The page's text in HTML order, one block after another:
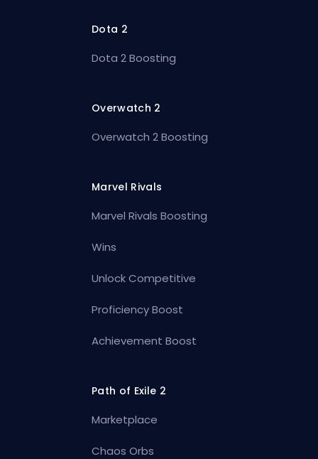
Dota 2
Dota 2 Boosting
Overwatch 2
Overwatch 2 Boosting
Marvel Rivals
Marvel Rivals Boosting
Wins
Unlock Competitive
Proficiency Boost
Achievement Boost
Path of Exile 2
Marketplace
Chaos Orbs